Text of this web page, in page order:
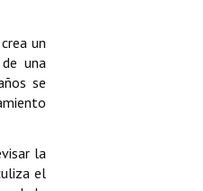
un
una
se
la
el